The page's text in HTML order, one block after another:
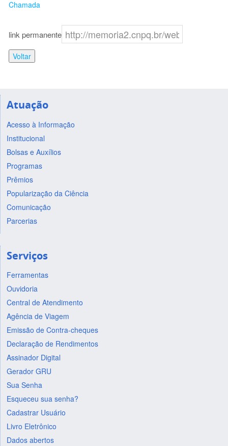
Chamada
link permanente
Voltar
Atuação
Acesso à Informação
Institucional
Bolsas e Auxílios
Programas
Prêmios
Popularização da Ciência
Comunicação
Parcerias
Serviços
Ferramentas
Ouvidoria
Central de Atendimento
Agência de Viagem
Emissão de Contra-cheques
Declaração de Rendimentos
Assinador Digital
Gerador GRU
Sua Senha
Esqueceu sua senha?
Cadastrar Usuário
Livro Eletrônico
Dados abertos